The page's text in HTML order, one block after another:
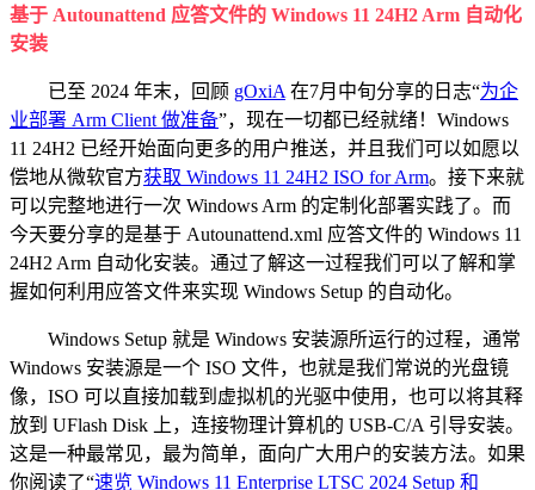
基于 Autounattend 应答文件的 Windows 11 24H2 Arm 自动化
安装
已至 2024 年末，回顾 gOxiA在7月中旬分享的日志“为企
业部署 Arm Client 做准备”，现在一切都已经就绪！Windows
11 24H2 已经开始面向更多的用户推送，并且我们可以如愿以
偿地从微软官方获取 Windows 11 24H2 ISO for Arm。接下来就
可以完整地进行一次 Windows Arm 的定制化部署实践了。而
今天要分享的是基于 Autounattend.xml 应答文件的 Windows 11
24H2 Arm 自动化安装。通过了解这一过程我们可以了解和掌
握如何利用应答文件来实现 Windows Setup 的自动化。
Windows Setup 就是 Windows 安装源所运行的过程，通常
Windows 安装源是一个 ISO 文件，也就是我们常说的光盘镜
像，ISO 可以直接加载到虚拟机的光驱中使用，也可以将其释
放到 UFlash Disk 上，连接物理计算机的 USB-C/A 引导安装。
这是一种最常见，最为简单，面向广大用户的安装方法。如果
你阅读了“速览 Windows 11 Enterprise LTSC 2024 Setup 和